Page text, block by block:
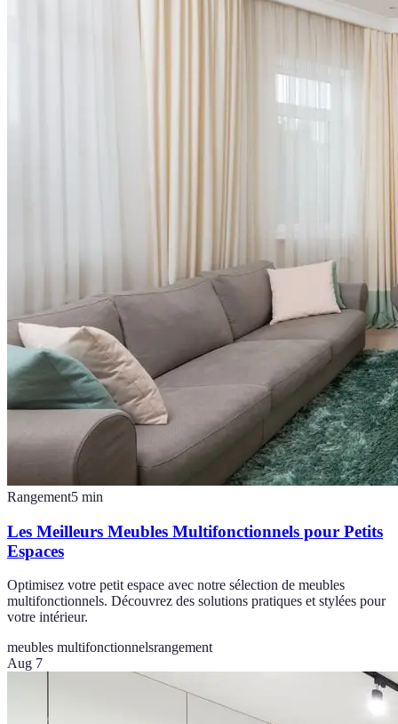
Rangement5 min
Les Meilleurs Meubles Multifonctionnels pour Petits
Espaces
Optimisez votre petit espace avec notre sélection de meubles
multifonctionnels. Découvrez des solutions pratiques et stylées pour
votre intérieur.
meubles multifonctionnelsrangement
Aug 7